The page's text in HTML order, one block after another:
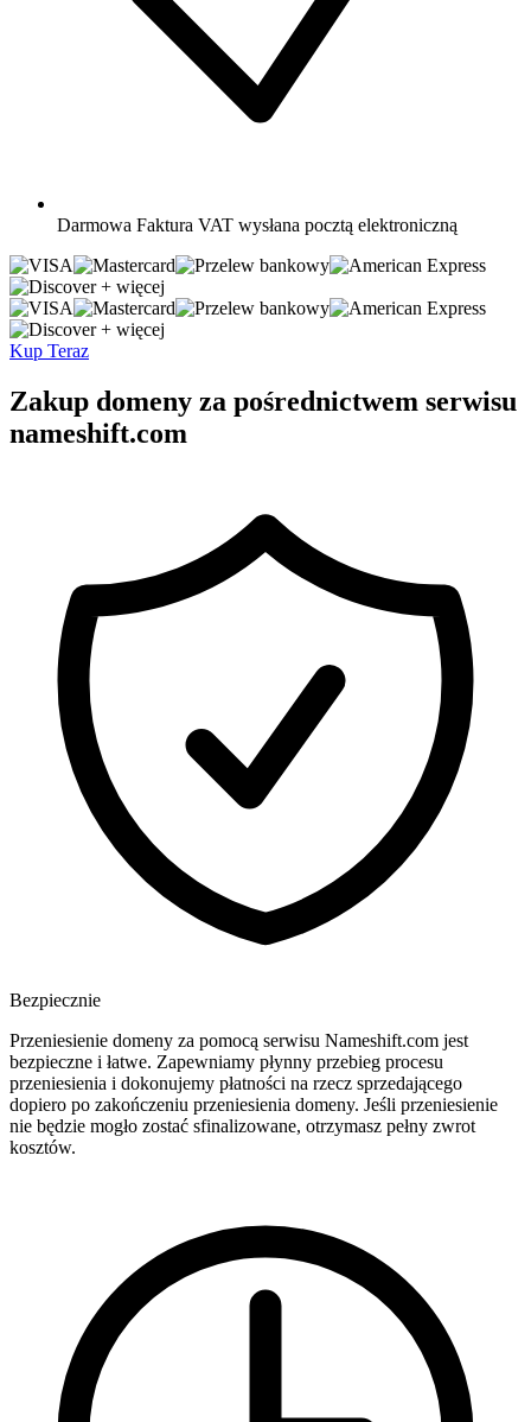
Darmowa Faktura VAT wysłana pocztą elektroniczną
+ więcej
+ więcej
Kup Teraz
Zakup domeny za pośrednictwem serwisu
nameshift.com
Bezpiecznie
Przeniesienie domeny za pomocą serwisu Nameshift.com jest
bezpieczne i łatwe. Zapewniamy płynny przebieg procesu
przeniesienia i dokonujemy płatności na rzecz sprzedającego
dopiero po zakończeniu przeniesienia domeny. Jeśli przeniesienie
nie będzie mogło zostać sfinalizowane, otrzymasz pełny zwrot
kosztów.